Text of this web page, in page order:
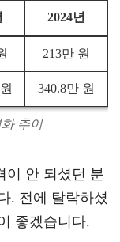
2024년
213만 원
340.8만 원
추이
이 안 되셨던 분
. 전에 탈락하셨
좋겠습니다.